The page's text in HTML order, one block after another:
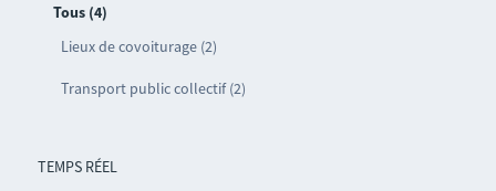
Tous (4)
Lieux de covoiturage (2)
Transport public collectif (2)
TEMPS RÉEL